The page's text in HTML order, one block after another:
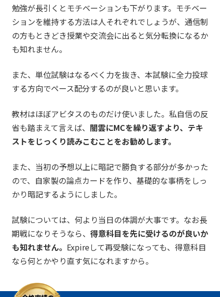
勉強が長引くとモチベーションも下がります。モチベー
ションを維持する方法は人それぞれでしょうが、通信制
の方もときどき授業や交流会に出ると気分転換になるか
も知れません。
また、単位試験はなるべく力を抜き、本試験に全力投球
する方向でペース配分するのが良いと思います。
教材はほぼアビタスのものだけ使いました。私自信の反
省も踏まえて言えば、 闇雲にMCを繰り返すより、テキ
ストをじっくり読みこむことをお勧めします。
また、当初の予想以上に暗記で勝負する部分が多かった
ので、自家製の論点カードを作り、基礎的な事柄をしっ
かり暗記するようにしました。
試験については、何より当日の体調が大事です。なお長
期戦になりそうなら、 得意科目を先に受けるのが良いか
も知れません。 Expireして再受験になっても、得意科目
なら何とかやり直す気になれますから。